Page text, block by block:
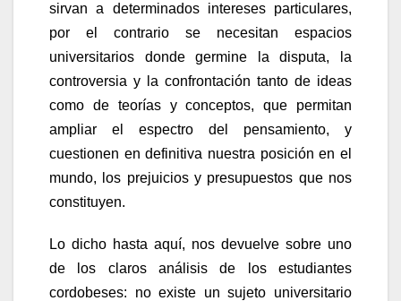
sirvan a determinados intereses particulares,
por el contrario se necesitan espacios
universitarios donde germine la disputa, la
controversia y la confrontación tanto de ideas
como de teorías y conceptos, que permitan
ampliar el espectro del pensamiento, y
cuestionen en definitiva nuestra posición en el
mundo, los prejuicios y presupuestos que nos
constituyen.
Lo dicho hasta aquí, nos devuelve sobre uno
de los claros análisis de los estudiantes
cordobeses: no existe un sujeto universitario